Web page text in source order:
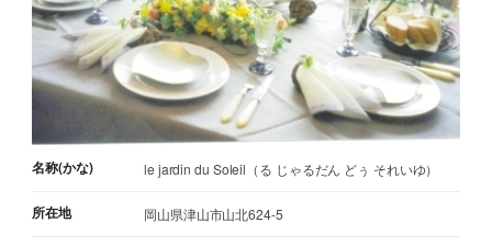
名称(かな) le jardin du Soleil（る じゃるだん どぅ それいゆ）
所在地 岡山県津山市山北624-5